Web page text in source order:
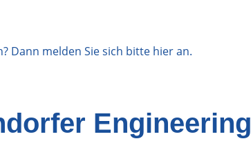
Dann melden Sie sich bitte hieran.
Engineering